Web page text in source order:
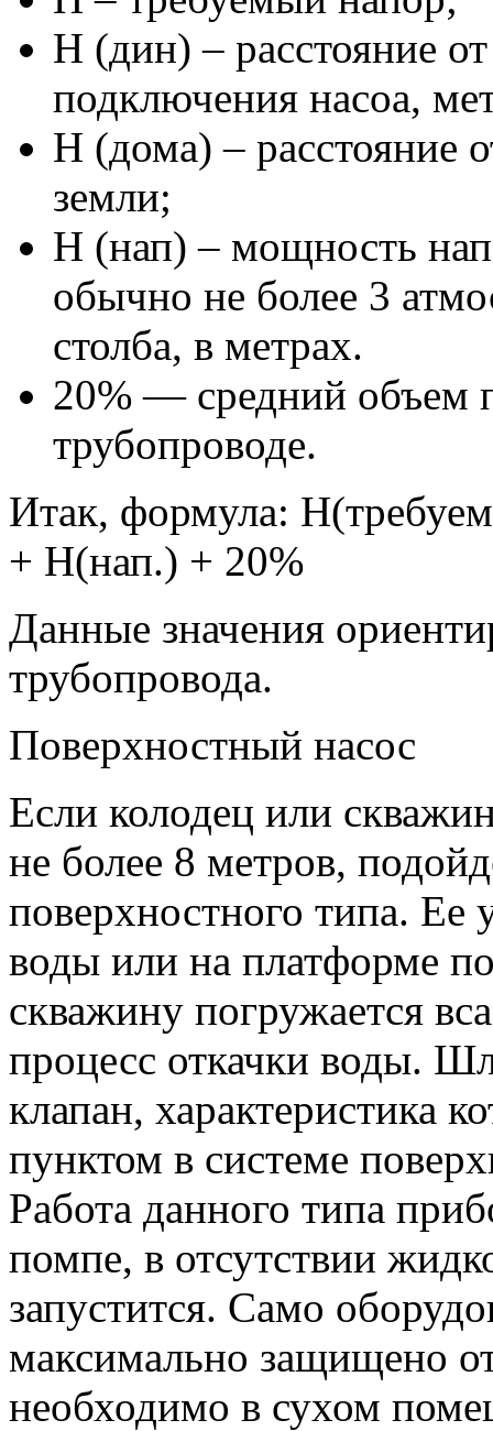
Н (дин) – расстояние
подключения насоа,
Н (дома) – расстояние
земли;
Н (нап) – мощность
обычно не более 3
столба, в метрах.
20% — средний объем
трубопроводе.
Итак, формула:
+ H(нап.) + 20%
Данные значения
трубопровода.
Поверхностный насос
Если колодец или
не более 8 метров,
поверхностного типа. Ее
воды или на платформе
скважину погружается
процесс откачки воды.
клапан, характеристика
пунктом в системе
Работа данного типа
помпе, в отсутствии
запустится. Само
максимально защищено
необходимо в сухом